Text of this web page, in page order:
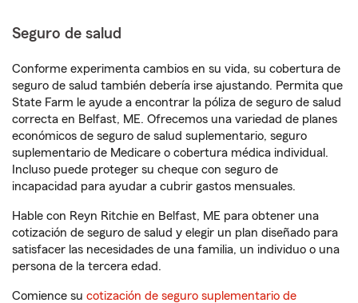
Seguro de salud
Conforme experimenta cambios en su vida, su cobertura de
seguro de salud también debería irse ajustando. Permita que
State Farm le ayude a encontrar la póliza de seguro de salud
correcta en Belfast, ME. Ofrecemos una variedad de planes
económicos de seguro de salud suplementario, seguro
suplementario de Medicare o cobertura médica individual.
Incluso puede proteger su cheque con seguro de
incapacidad para ayudar a cubrir gastos mensuales.
Hable con Reyn Ritchie en Belfast, ME para obtener una
cotización de seguro de salud y elegir un plan diseñado para
satisfacer las necesidades de una familia, un individuo o una
persona de la tercera edad.
Comience su cotización de seguro suplementario de